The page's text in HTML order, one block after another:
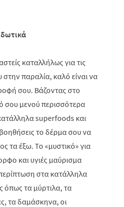
καταλλήλως για τις
παραλία, καλό είναι να
σου. Βάζοντας στο
σου μενού περισσότερα
superfoods και
το δέρμα σου να
τα έξω. Το «μυστικό» για
και υγιές μαύρισμα
στα κατάλληλα
όπως τα μύρτιλα, τα
τα δαμάσκηνα, οι